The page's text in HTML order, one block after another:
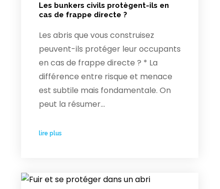
Les bunkers civils protègent-ils en
cas de frappe directe ?
Les abris que vous construisez
peuvent-ils protéger leur occupants
en cas de frappe directe ? * La
différence entre risque et menace
est subtile mais fondamentale. On
peut la résumer…
lire plus